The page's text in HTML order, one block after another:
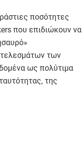
ποσότητες
που επιδιώκουν να
των
ως πολύτιμα
της